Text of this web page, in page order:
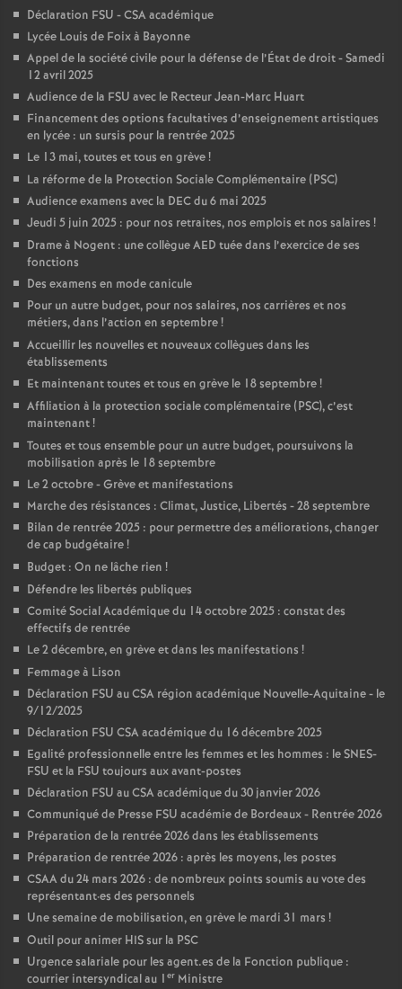
Déclaration FSU - CSA académique
Lycée Louis de Foix à Bayonne
Appel de la société civile pour la défense de l’État de droit - Samedi
12 avril 2025
Audience de la FSU avec le Recteur Jean-Marc Huart
Financement des options facultatives d’enseignement artistiques
en lycée : un sursis pour la rentrée 2025
Le 13 mai, toutes et tous en grève!
La réforme de la Protection Sociale Complémentaire (PSC)
Audience examens avec la DEC du 6 mai 2025
Jeudi 5 juin 2025 : pour nos retraites, nos emplois et nos salaires !
Drame à Nogent : une collègue AED tuée dans l’exercice de ses
fonctions
Des examens en mode canicule
Pour un autre budget, pour nos salaires, nos carrières et nos
métiers, dans l’action en septembre!
Accueillir les nouvelles et nouveaux collègues dans les
établissements
Et maintenant toutes et tous en grève le 18 septembre!
Affiliation à la protection sociale complémentaire (PSC), c’est
maintenant!
Toutes et tous ensemble pour un autre budget, poursuivons la
mobilisation après le 18 septembre
Le 2 octobre - Grève et manifestations
Marche des résistances : Climat, Justice, Libertés - 28 septembre
Bilan de rentrée 2025 : pour permettre des améliorations, changer
de cap budgétaire!
Budget : On ne lâche rien !
Défendre les libertés publiques
Comité Social Académique du 14 octobre 2025 : constat des
effectifs de rentrée
Le 2 décembre, en grève et dans les manifestations !
Femmage à Lison
Déclaration FSU au CSA région académique Nouvelle-Aquitaine - le
9/12/2025
Déclaration FSU CSA académique du 16 décembre 2025
Egalité professionnelle entre les femmes et les hommes : le SNES-
FSU et la FSU toujours aux avant-postes
Déclaration FSU au CSA académique du 30 janvier 2026
Communiqué de Presse FSU académie de Bordeaux - Rentrée 2026
Préparation de la rentrée 2026 dans les établissements
Préparation de rentrée 2026 : après les moyens, les postes
CSAA du 24 mars 2026 : de nombreux points soumis au vote des
représentant·es des personnels
Une semaine de mobilisation, en grève le mardi 31 mars !
Outil pour animer HIS sur la PSC
Urgence salariale pour les agent.es de la Fonction publique :
courrier intersyndical au 1 er Ministre